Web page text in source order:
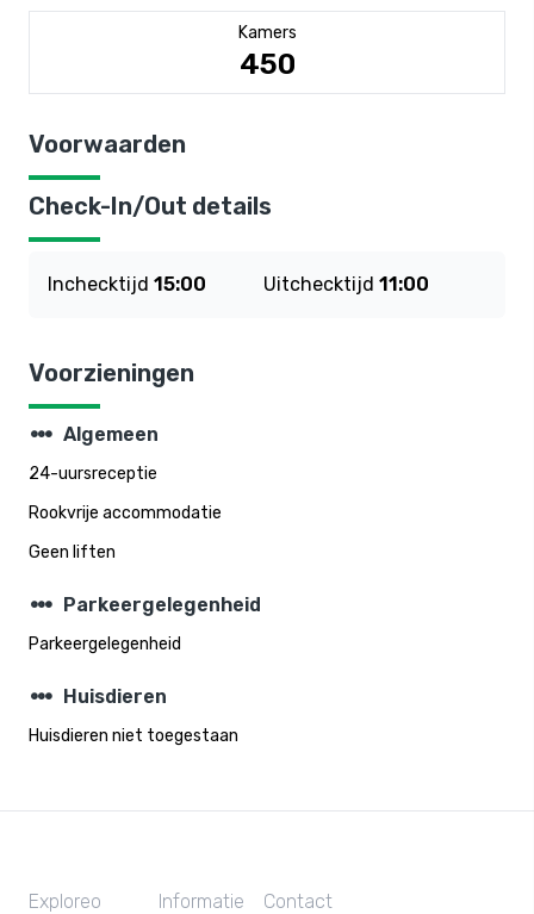
Kamers
450
Voorwaarden
Check-In/Out details
Inchecktijd 15:00 Uitchecktijd 11:00
Voorzieningen
steppers Algemeen
24-uursreceptie
Rookvrije accommodatie
Geen liften
steppers Parkeergelegenheid
Parkeergelegenheid
steppers Huisdieren
Huisdieren niet toegestaan
Exploreo Informatie Contact